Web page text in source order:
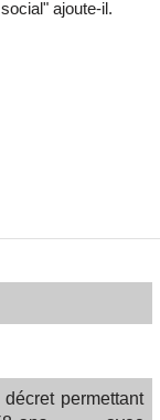
ajoute-il.
permettant